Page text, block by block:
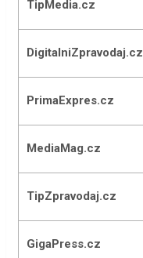
TipMedia.cz
DigitalniZpravodaj.cz
PrimaExpres.cz
MediaMag.cz
TipZpravodaj.cz
GigaPress.cz